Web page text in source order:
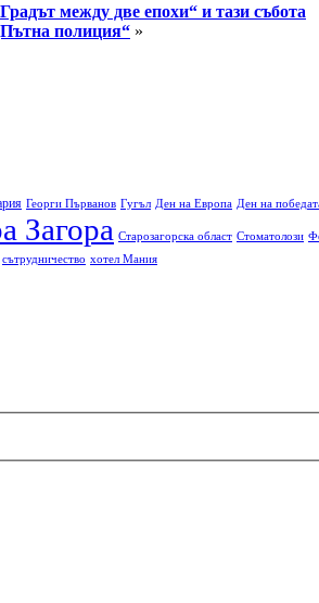
между две епохи“ и тази събота
полиция“ »
Георги Първанов Гугъл Ден на Европа Ден на
Загора Старозагорска област Стоматолози
сътрудничество хотел Мания